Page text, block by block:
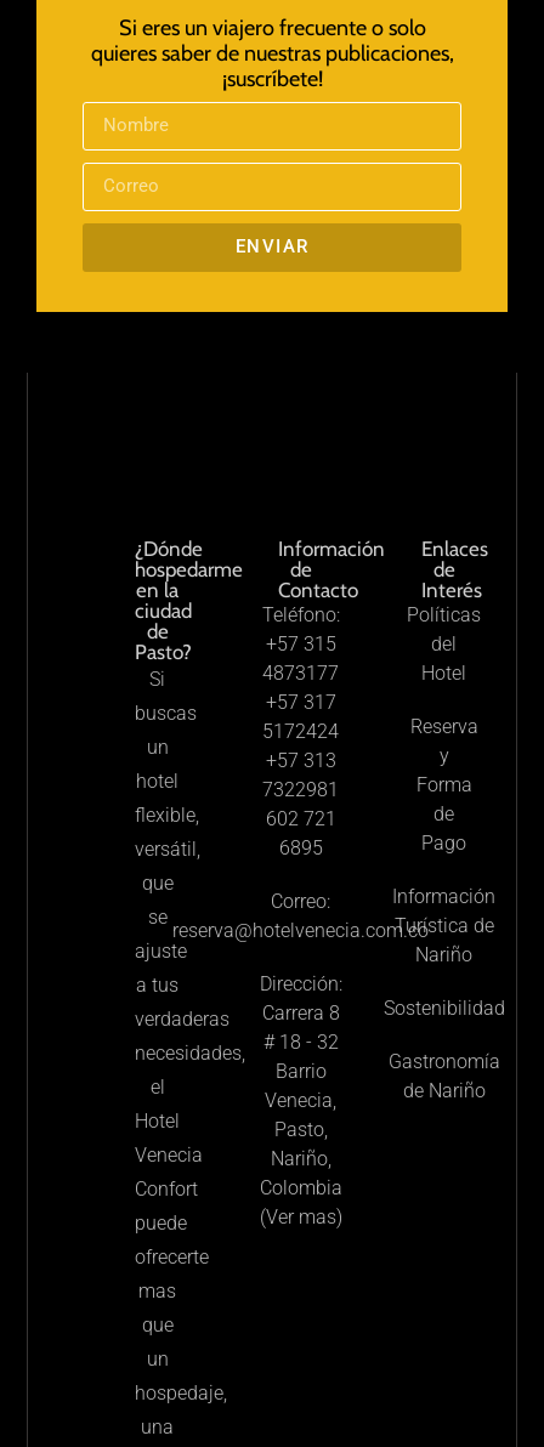
Si eres un viajero frecuente o solo
quieres saber de nuestras publicaciones,
¡suscríbete!
ENVIAR
¿Dónde
hospedarme
en la
ciudad
de
Pasto?
Si
buscas
un
hotel
flexible,
versátil,
que
se
ajuste
a tus
verdaderas
necesidades,
el
Hotel
Venecia
Confort
puede
ofrecerte
mas
que
un
hospedaje,
una
Información
de
Contacto
Teléfono:
+57 315
4873177
+57 317
5172424
+57 313
7322981
602 721
6895
Correo:
reserva@hotelvenecia.com.co
Dirección:
Carrera 8
# 18 - 32
Barrio
Venecia,
Pasto,
Nariño,
Colombia
(Ver mas)
Enlaces
de
Interés
Políticas
del
Hotel
Reserva
y
Forma
de
Pago
Información
Turística de
Nariño
Sostenibilidad
Gastronomía
de Nariño